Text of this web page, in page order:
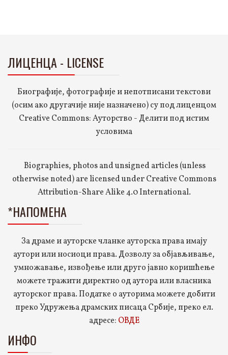
ЛИЦЕНЦА - LICENSE
Биографије, фотографије и непотписани текстови
(осим ако другачије није назначено) су под лиценцом
Creative Commons: Ауторство - Делити под истим
условима
Biographies, photos and unsigned articles (unless
otherwise noted) are licensed under Creative Commons
Attribution-Share Alike 4.0 International.
*НАПОМЕНА
За драме и ауторске чланке ауторска права имају
аутори или носиоци права. Дозволу за објављивање,
умножавање, извођење или друго јавно коришћење
можете тражити директно од аутора или власника
ауторског права. Податке о ауторима можете добити
преко Удружења драмских писаца Србије, преко ел.
адресе: ОВДЕ
ИНФО